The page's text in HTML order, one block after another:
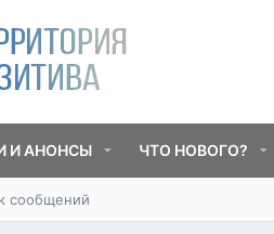
И АНОНСЫ ЧТО НОВОГО?
сообщений